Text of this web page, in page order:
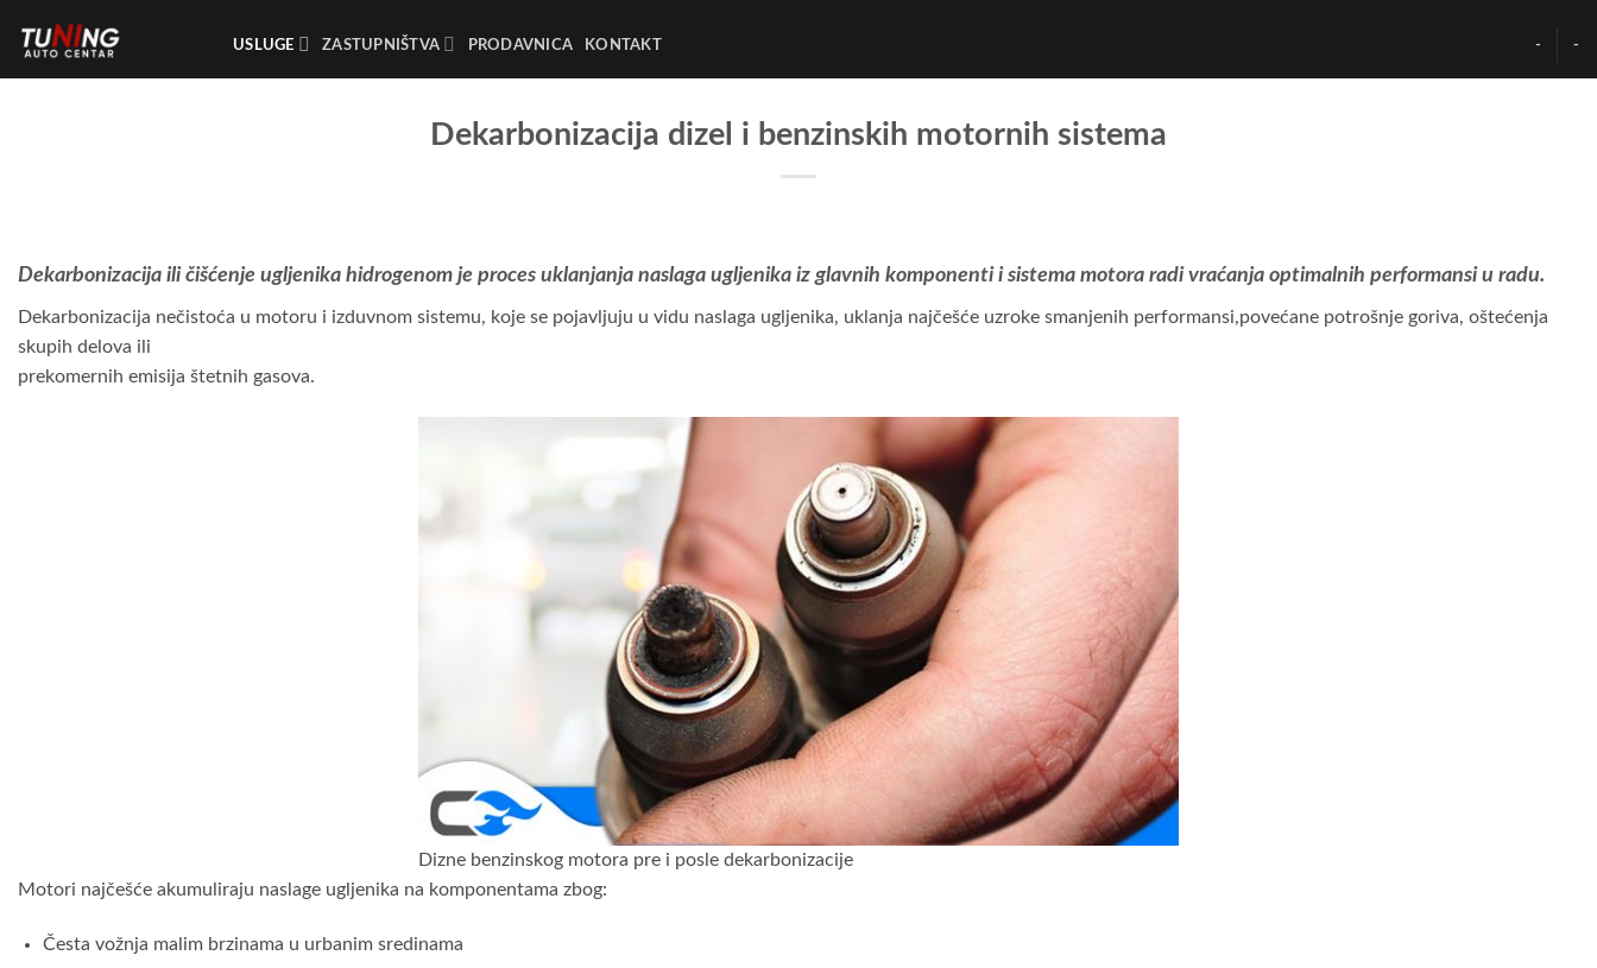
USLUGE ZASTUPNIŠTVA PRODAVNICA KONTAKT - -
Dekarbonizacija dizel i benzinskih motornih sistema
Dekarbonizacija ili čišćenje ugljenika hidrogenom je proces uklanjanja naslaga ugljenika iz glavnih komponenti i sistema motora radi vraćanja optimalnih performansi u radu.
Dekarbonizacija nečistoća u motoru i izduvnom sistemu, koje se pojavljuju u vidu naslaga ugljenika, uklanja najčešće uzroke smanjenih performansi,povećane potrošnje goriva, oštećenja
skupih delova ili
prekomernih emisija štetnih gasova.
Dizne benzinskog motora pre i posle dekarbonizacije
Motori najčešće akumuliraju naslage ugljenika na komponentama zbog:
Česta vožnja malim brzinama u urbanim sredinama